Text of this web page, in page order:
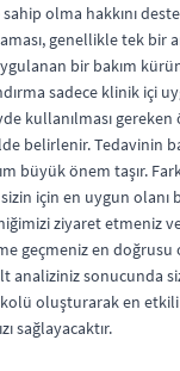
sahip olma hakkını
genellikle tek bir
bir bakım
sadece klinik içi
kullanılması
belirlenir. Tedavinin
büyük önem taşır.
için en uygun olanı
ziyaret etmeniz
geçmeniz en doğrusu
analiziniz sonucunda
oluşturarak en etkili
sağlayacaktır.